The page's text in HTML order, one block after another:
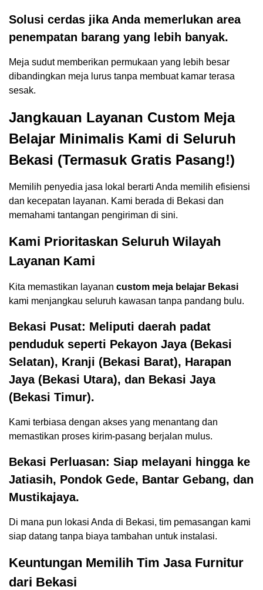
Solusi cerdas jika Anda memerlukan area
penempatan barang yang lebih banyak.
Meja sudut memberikan permukaan yang lebih besar
dibandingkan meja lurus tanpa membuat kamar terasa
sesak.
Jangkauan Layanan Custom Meja
Belajar Minimalis Kami di Seluruh
Bekasi (Termasuk Gratis Pasang!)
Memilih penyedia jasa lokal berarti Anda memilih efisiensi
dan kecepatan layanan. Kami berada di Bekasi dan
memahami tantangan pengiriman di sini.
Kami Prioritaskan Seluruh Wilayah
Layanan Kami
Kita memastikan layanan custom meja belajar Bekasi
kami menjangkau seluruh kawasan tanpa pandang bulu.
Bekasi Pusat: Meliputi daerah padat
penduduk seperti Pekayon Jaya (Bekasi
Selatan), Kranji (Bekasi Barat), Harapan
Jaya (Bekasi Utara), dan Bekasi Jaya
(Bekasi Timur).
Kami terbiasa dengan akses yang menantang dan
memastikan proses kirim-pasang berjalan mulus.
Bekasi Perluasan: Siap melayani hingga ke
Jatiasih, Pondok Gede, Bantar Gebang, dan
Mustikajaya.
Di mana pun lokasi Anda di Bekasi, tim pemasangan kami
siap datang tanpa biaya tambahan untuk instalasi.
Keuntungan Memilih Tim Jasa Furnitur
dari Bekasi